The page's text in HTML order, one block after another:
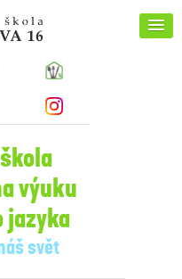
výuku
svět